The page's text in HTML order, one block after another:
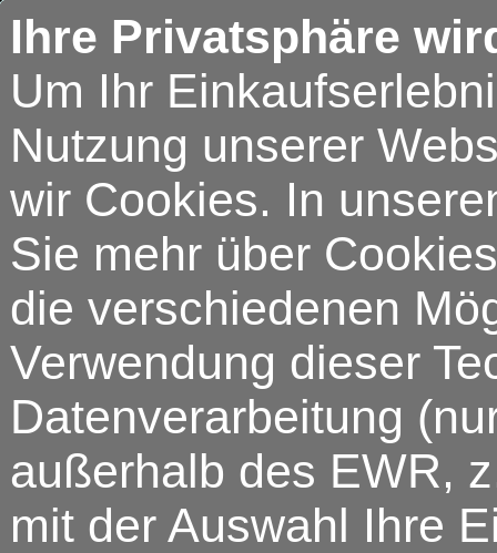
Ihre Privatsphäre
Um Ihr
Nutzung unserer
wir Cookies. In
Sie mehr über
die verschiedenen
Verwendung dieser
Datenverarbeitung
außerhalb des EWR,
mit der Auswahl Ihre